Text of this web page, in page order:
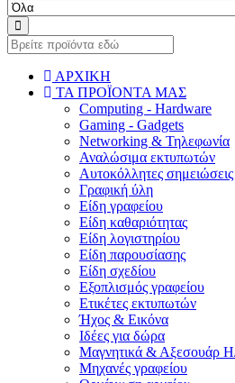
ΑΡΧΙΚΗ
ΤΑ ΠΡΟΪΟΝΤΑ ΜΑΣ
Computing - Hardware
Gaming - Gadgets
Networking & Τηλεφωνία
Αναλώσιμα εκτυπωτών
Aυτοκόλλητες
Γραφική ύλη
Είδη γραφείου
Είδη καθαριότητας
Είδη λογιστηρίου
Είδη παρουσίασης
Είδη σχεδίου
Εξοπλισμός γραφείου
Ετικέτες εκτυπωτών
Ήχος & Εικόνα
Ιδέες για δώρα
Μαγνητικά & Αξεσουάρ
Μηχανές γραφείου